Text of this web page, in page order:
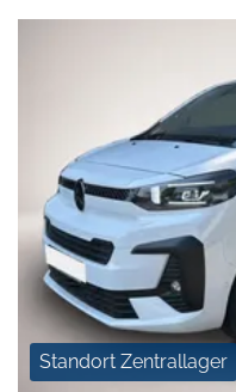
Standort Zentrallager